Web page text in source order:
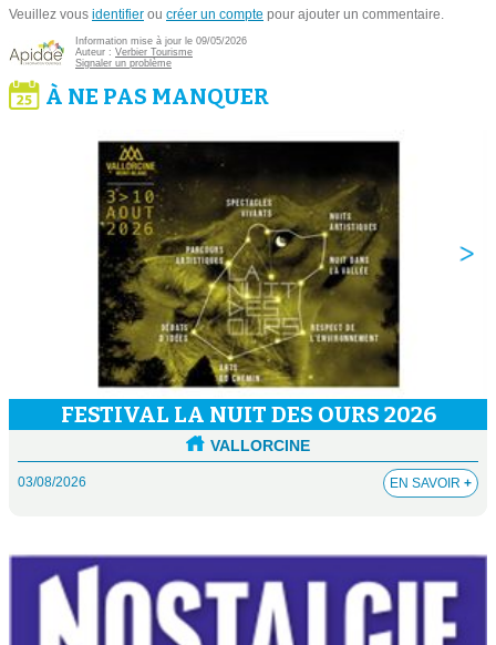
Veuillez vous identifier ou créer un compte pour ajouter un commentaire.
Information mise à jour le 09/05/2026
Auteur : Verbier Tourisme
Signaler un problème
À NE PAS MANQUER
FESTIVAL LA NUIT DES OURS 2026
VALLORCINE
03/08/2026 EN SAVOIR +